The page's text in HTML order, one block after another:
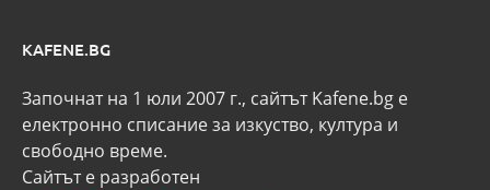
KAFENE.BG
Започнат на 1 юли 2007 г., сайтът Kafene.bg e
eлектронно списание за изкуство, култура и
свободно време.
Сайтът е разработен